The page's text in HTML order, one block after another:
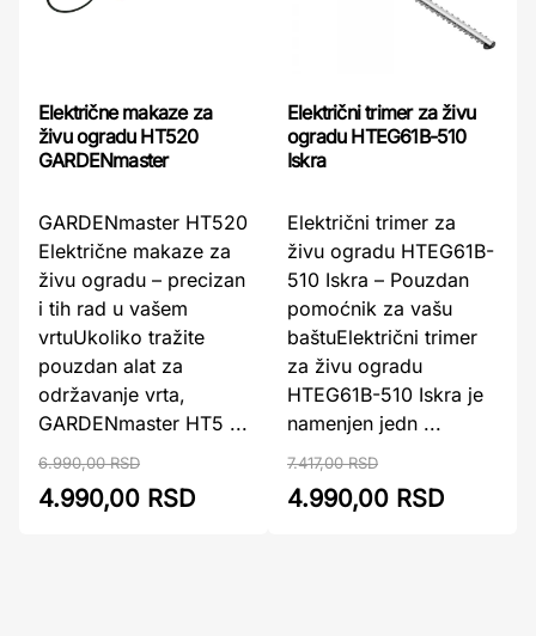
Električne makaze za
živu ogradu HT520
GARDENmaster
GARDENmaster HT520
Električne makaze za
živu ogradu – precizan
i tih rad u vašem
vrtuUkoliko tražite
pouzdan alat za
održavanje vrta,
GARDENmaster HT5 ...
6.990,00 RSD
4.990,00 RSD
Električni trimer za živu
ogradu HTEG61B-510
Iskra
Električni trimer za
živu ogradu HTEG61B-
510 Iskra – Pouzdan
pomoćnik za vašu
baštuElektrični trimer
za živu ogradu
HTEG61B-510 Iskra je
namenjen jedn ...
7.417,00 RSD
4.990,00 RSD